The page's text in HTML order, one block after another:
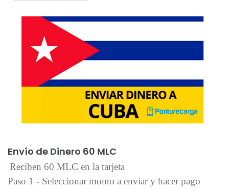
Envío de Dinero 60 MLC
Reciben 60 MLC en la tarjeta
Paso 1 - Seleccionar monto a enviar y hacer pago